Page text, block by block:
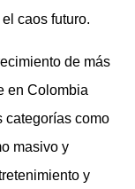
caos futuro.
de más
en Colombia
categorías como
masivo y
y